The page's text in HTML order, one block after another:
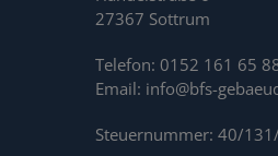
27367 Sottrum
Telefon: 0152 161 65
Email: info@bfs-
Steuernummer: 40/